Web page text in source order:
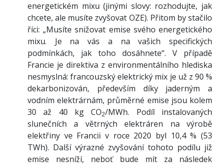
energetickém mixu (jinými slovy: rozhodujte, jak
chcete, ale musíte zvyšovat OZE). Přitom by stačilo
říci: „Musíte snižovat emise svého energetického
mixu. Je na vás a na vašich specifických
podmínkách, jak toho dosáhnete“. V případě
Francie je direktiva z environmentálního hlediska
nesmyslná: francouzský elektrický mix je už z 90 %
dekarbonizován, především díky jaderným a
vodním elektrárnám, průměrné emise jsou kolem
30 až 40 kg CO2/MWh. Podíl instalovaných
slunečních a větrných elektráren na výrobě
elektřiny ve Francii v roce 2020 byl 10,4 % (53
TWh). Další výrazné zvyšování tohoto podílu již
emise nesníží, neboť bude mít za následek